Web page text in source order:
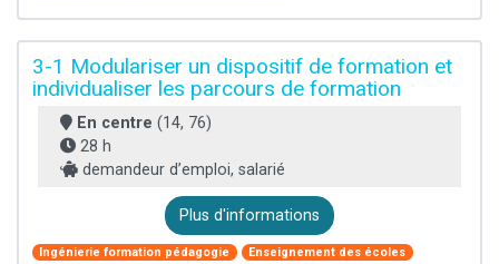
3-1 Modulariser un dispositif de formation et
individualiser les parcours de formation
En centre (14, 76)
28 h
demandeur d’emploi, salarié
Plus d'informations
Ingénierie formation pédagogie
Enseignement des écoles